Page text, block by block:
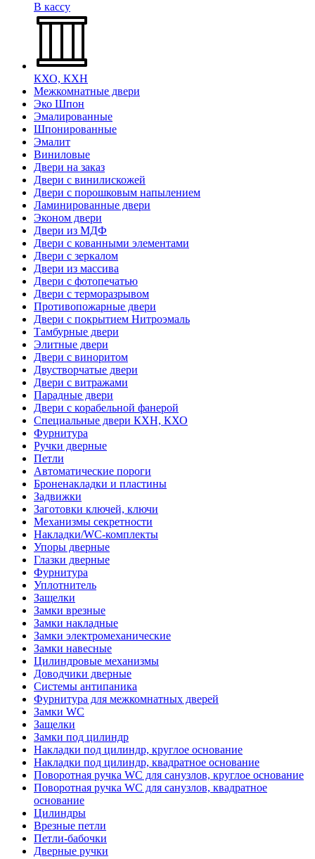
В кассу
КХО, КХН
Межкомнатные двери
Эко Шпон
Эмалированные
Шпонированные
Эмалит
Виниловые
Двери на заказ
Двери с винилискожей
Двери с порошковым напылением
Ламинированные двери
Эконом двери
Двери из МДФ
Двери с кованными элементами
Двери с зеркалом
Двери из массива
Двери с фотопечатью
Двери с терморазрывом
Противопожарные двери
Двери с покрытием Нитроэмаль
Тамбурные двери
Элитные двери
Двери с виноритом
Двустворчатые двери
Двери с витражами
Парадные двери
Двери с корабельной фанерой
Специальные двери КХН, КХО
Фурнитура
Ручки дверные
Петли
Автоматические пороги
Броненакладки и пластины
Задвижки
Заготовки ключей, ключи
Механизмы секретности
Накладки/WC-комплекты
Упоры дверные
Глазки дверные
Фурнитура
Уплотнитель
Защелки
Замки врезные
Замки накладные
Замки электромеханические
Замки навесные
Цилиндровые механизмы
Доводчики дверные
Системы антипаника
Фурнитура для межкомнатных дверей
Замки WC
Защелки
Замки под цилиндр
Накладки под цилиндр, круглое основание
Накладки под цилиндр, квадратное основание
Поворотная ручка WC для санузлов, круглое основание
Поворотная ручка WC для санузлов, квадратное
основание
Цилиндры
Врезные петли
Петли-бабочки
Дверные ручки